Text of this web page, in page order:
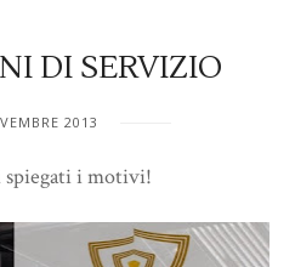
DI SERVIZIO
2013
spiegati i motivi!